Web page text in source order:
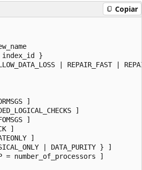
Copiar
}
| REPAIR_FAST |
]
]
]
]
]
| DATA_PURITY } ]
= number_of_processors ]